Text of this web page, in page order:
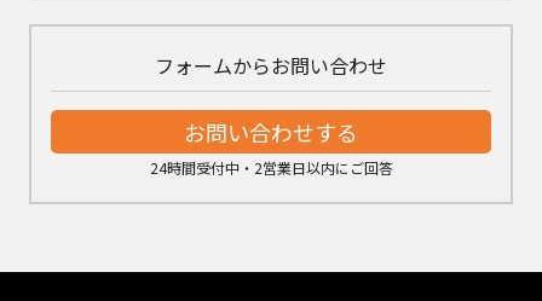
フォームからお問い合わせ
お問い合わせする
24時間受付中・2営業日以内にご回答